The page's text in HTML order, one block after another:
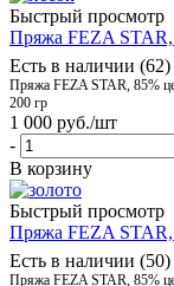
Быстрый просмотр
Пряжа FEZA STAR,
Есть в наличии (62)
Пряжа FEZA STAR, 85%
200 гр
1 000 руб./шт
-
В корзину
Быстрый просмотр
Пряжа FEZA STAR,
Есть в наличии (50)
Пряжа FEZA STAR, 85%